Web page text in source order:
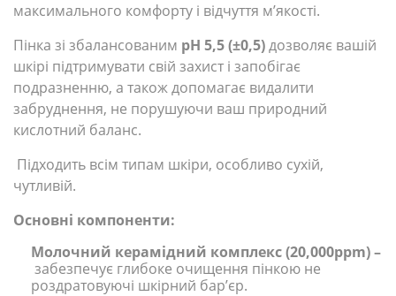
максимального комфорту і відчуття м’якості.
Пінка зі збалансованим рН 5,5 (±0,5)дозволяє вашій
шкірі підтримувати свій захист і запобігає
подразненню, а також допомагає видалити
забруднення, не порушуючи ваш природний
кислотний баланс.
Підходить всім типам шкіри, особливо сухій,
чутливій.
Основні компоненти:
Молочний керамідний комплекс (20,000ppm) –
забезпечує глибоке очищення пінкою не
роздратовуючі шкірний бар’єр.